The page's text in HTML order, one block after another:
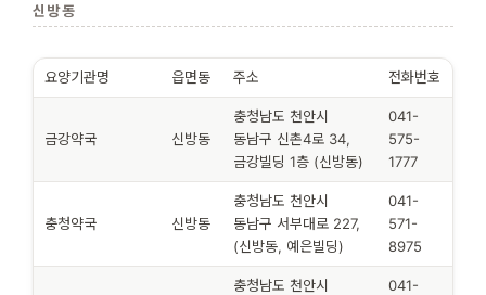
신방동
요양기관명 읍면동 주소 전화번호
금강약국 신방동
충청남도 천안시
동남구 신촌4로 34,
금강빌딩 1층 (신방동)
041-
575-
1777
충청약국 신방동
충청남도 천안시
동남구 서부대로 227,
(신방동, 예은빌딩)
041-
571-
8975
충청남도 천안시
041-